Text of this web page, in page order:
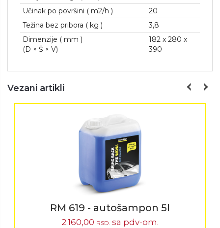
Učinak po površini ( m2/h )
20
Težina bez pribora ( kg )
3,8
Dimenzije ( mm )
(D × Š × V)
182 x 280 x
390
Vezani artikli
RM 619 - autošampon 5l
2.160,00 RSD. sa pdv-om.